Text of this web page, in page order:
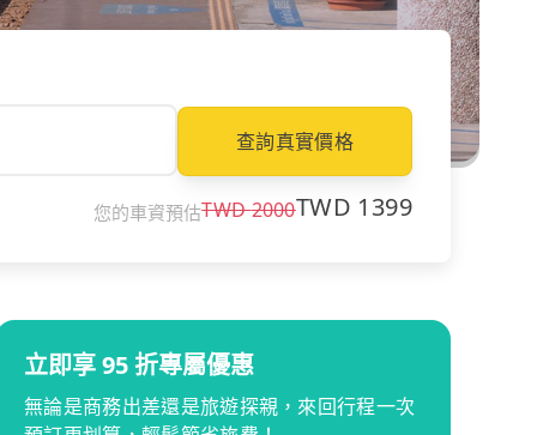
查詢真實價格
您的車資預估TWD2000TWD 1399
立即享 95 折專屬優惠
無論是商務出差還是旅遊探親，來回行程一次